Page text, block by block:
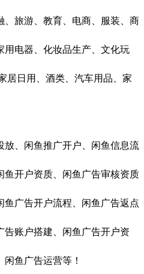
、旅游、教育、电商、服装、商
用电器、化妆品生产、文化玩
居日用、酒类、汽车用品、家
放、闲鱼推广开户、闲鱼信息流
鱼开户资质、闲鱼广告审核资质
广告开户流程、闲鱼广告返点
账户搭建、闲鱼广告开户资
鱼广告运营等！